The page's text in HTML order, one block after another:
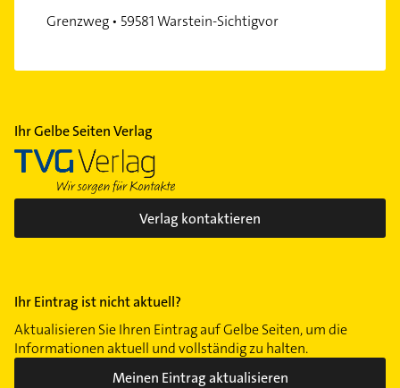
Grenzweg • 59581 Warstein-Sichtigvor
Ihr Gelbe Seiten Verlag
Verlag kontaktieren
Ihr Eintrag ist nicht aktuell?
Aktualisieren Sie Ihren Eintrag auf Gelbe Seiten, um die
Informationen aktuell und vollständig zu halten.
Meinen Eintrag aktualisieren